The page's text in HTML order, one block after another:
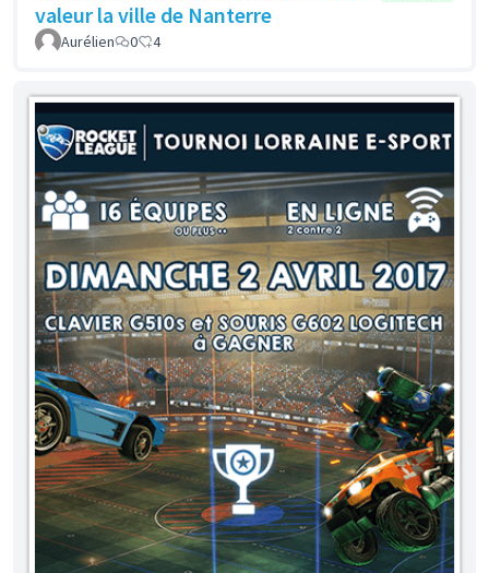
valeur la ville de Nanterre
Aurélien 0 4